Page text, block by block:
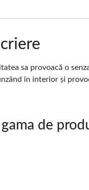
sa provoacă o
în interior și
de